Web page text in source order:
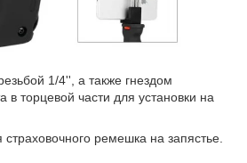
1/4'', а также гнездом
в торцевой части для установки на
ремешка на запястье.